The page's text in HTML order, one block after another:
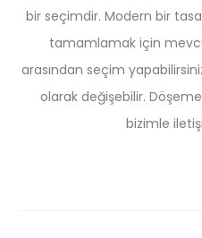
bir seçimdir. Modern bir
tamamlamak için
arasından seçim
olarak değişebilir.
bizimle